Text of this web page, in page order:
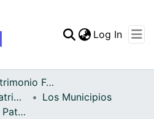
Statistics
Log In
Archivo del Patrimonio Fotográfico y Fílmico del Valle del Cauca
Fondo Archivo del Patrimonio Fotográfico y Fílmico del Valle del Cauca
Los Municipios
APFFVC - Edificios - Patrimonial